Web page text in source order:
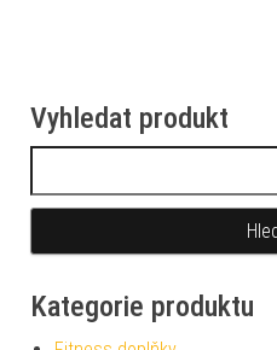
Vyhledat produkt
Kategorie produktu